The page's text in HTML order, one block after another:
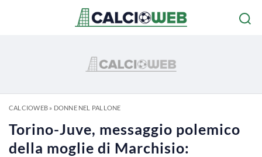
CALCIOWEB» DONNE NEL PALLONE
Torino-Juve, messaggio polemico
della moglie di Marchisio: